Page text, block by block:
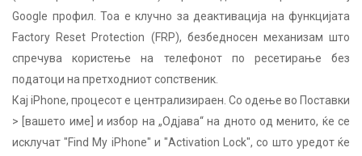
Google профил. Тоа е клучно за деактивација на функцијата
Factory Reset Protection (FRP), безбедносен механизам што
спречува користење на телефонот по ресетирање без
податоци на претходниот сопственик.
Кај iPhone, процесот е централизираен. Со одење во Поставки
> [вашето име] и избор на „Одјава“ на дното од менито, ќе се
исклучат "Find My iPhone" и "Activation Lock", со што уредот ќе